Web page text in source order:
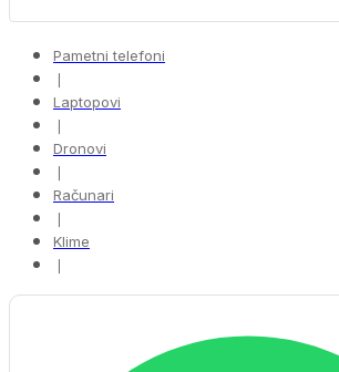
Pametni telefoni
❘
Laptopovi
❘
Dronovi
❘
Računari
❘
Klime
❘